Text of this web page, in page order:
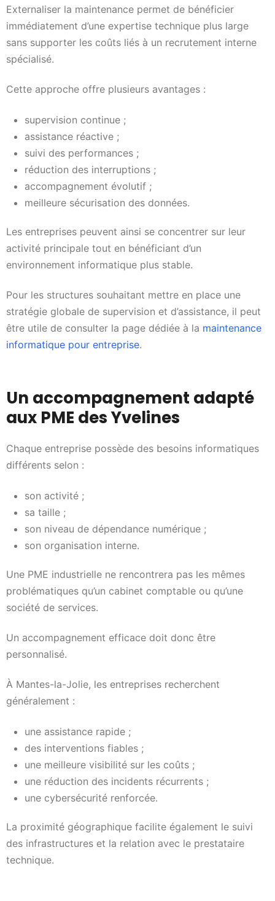
Externaliser la maintenance permet de bénéficier
immédiatement d’une expertise technique plus large
sans supporter les coûts liés à un recrutement interne
spécialisé.
Cette approche offre plusieurs avantages :
supervision continue ;
assistance réactive ;
suivi des performances ;
réduction des interruptions ;
accompagnement évolutif ;
meilleure sécurisation des données.
Les entreprises peuvent ainsi se concentrer sur leur
activité principale tout en bénéficiant d’un
environnement informatique plus stable.
Pour les structures souhaitant mettre en place une
stratégie globale de supervision et d’assistance, il peut
être utile de consulter la page dédiée à la maintenance
informatique pour entreprise.
Un accompagnement adapté
aux PME des Yvelines
Chaque entreprise possède des besoins informatiques
différents selon :
son activité ;
sa taille ;
son niveau de dépendance numérique ;
son organisation interne.
Une PME industrielle ne rencontrera pas les mêmes
problématiques qu’un cabinet comptable ou qu’une
société de services.
Un accompagnement efficace doit donc être
personnalisé.
À Mantes-la-Jolie, les entreprises recherchent
généralement :
une assistance rapide ;
des interventions fiables ;
une meilleure visibilité sur les coûts ;
une réduction des incidents récurrents ;
une cybersécurité renforcée.
La proximité géographique facilite également le suivi
des infrastructures et la relation avec le prestataire
technique.